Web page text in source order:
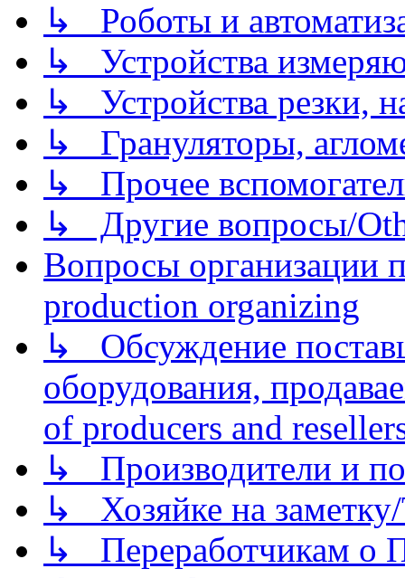
↳ Роботы и
↳ Устройства
↳ Устройства резки,
↳ Грануляторы,
↳ Прочее
↳ Другие вопросы/
Вопросы организации
production organizing
↳ Обсуждение
оборудования,
of producers and
↳ Производители и
↳ Хозяйке на
↳ Переработчикам о